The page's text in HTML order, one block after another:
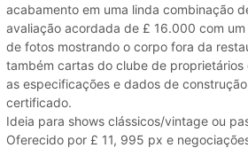
acabamento em uma linda combinação
avaliação acordada de £ 16.000 com
de fotos mostrando o corpo fora da
também cartas do clube de
as especificações e dados de
certificado.
Ideia para shows clássicos/vintage ou
Oferecido por £ 11, 995 px e